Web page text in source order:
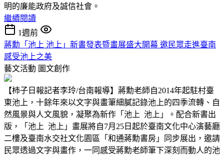
明的廉能政府及誠信社會。
繼續閱讀
1週前
蔣勳「池上 池上」新書發表暨畫展盛大開幕 邀民眾走進臺南
感受池上之美
藝文活動 圖文創作
【柿子日報記者李玲/台南報導】蔣勳老師自2014年起駐村臺
東池上，十餘年來以文字與畫筆細膩記錄池上的四季流轉、自
然風景與人文風貌，凝聚為新作「池上 池上」。配合新書出
版，「池上 池上」畫展將自7月25日起於臺南文化中心演藝廳
二樓及臺南水交社文化園區「和通蔣勳書房」同步展出，邀請
民眾透過文字與畫作，一同感受蔣勳老師筆下深刻而動人的池